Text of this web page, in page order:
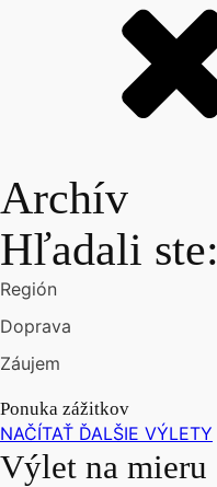
Archív
Hľadali ste:
Región
Doprava
Záujem
Ponuka zážitkov
NAČÍTAŤ ĎALŠIE VÝLETY
Výlet na mieru